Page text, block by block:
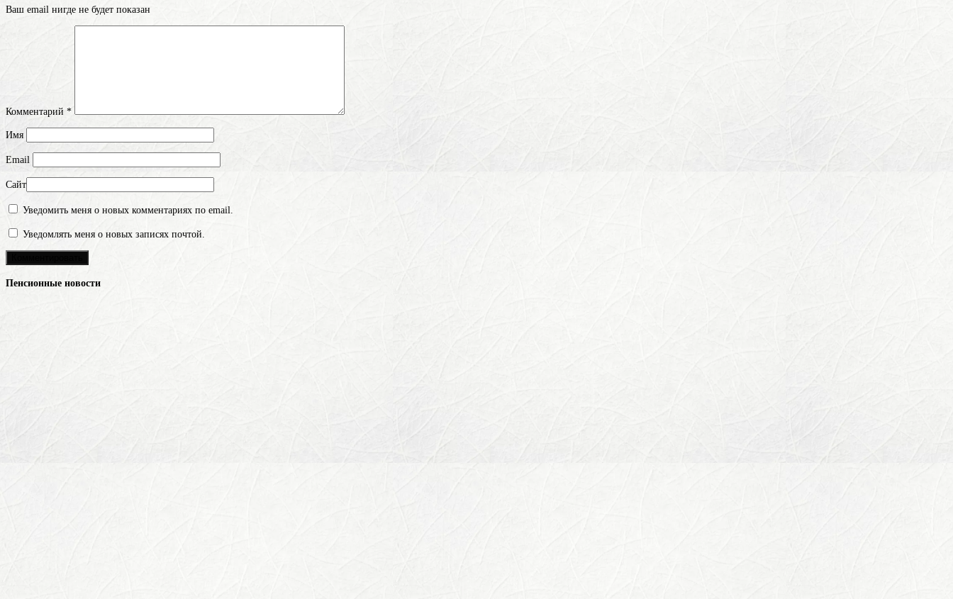
Ваш email нигде не будет показан
Комментарий *
Имя
Email
Сайт
Уведомить меня о новых комментариях по email.
Уведомлять меня о новых записях почтой.
Пенсионные новости